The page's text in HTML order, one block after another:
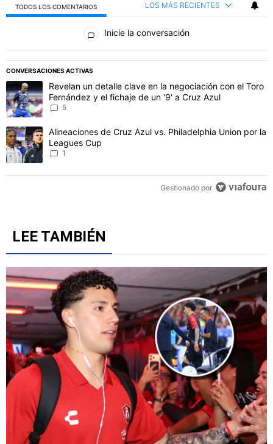
TODOS LOS COMENTARIOS LOS MÁS RECIENTES
Todos los comentarios
Inicie la conversación
CONVERSACIONES ACTIVAS
Este listado muestra los artículos con más comentarios en los
Un artículo de tendencia con el título "Revelan un detalle clave
Revelan un detalle clave en la negociación con el Toro
Fernández y el fichaje de un '9' a Cruz Azul
Un artículo de tendencia con el título "Alineaciones de Cruz Azul
Alineaciones de Cruz Azul vs. Philadelphia Union por la
LEE TAMBIÉN